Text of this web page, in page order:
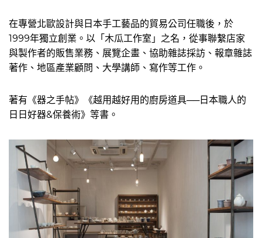
在專營北歐設計與日本手工藝品的貿易公司任職後，於
1999年獨立創業。以「木瓜工作室」之名，從事聯繫店家
與製作者的販售業務、展覽企畫、協助雜誌採訪、報章雜誌
著作、地區產業顧問、大學講師、寫作等工作。
著有《器之手帖》《越用越好用的廚房道具──日本職人的
日日好器&保養術》等書。